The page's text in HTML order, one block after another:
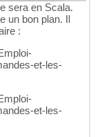
sera en Scala.
un bon plan. Il
:
et-les-
et-les-